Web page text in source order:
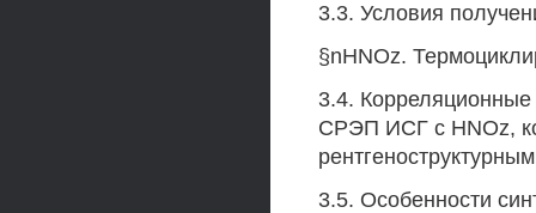
3.3. Условия
§nHNOz.
3.4.
СРЭП ИСГ с HNOz,
3.5. Особенности